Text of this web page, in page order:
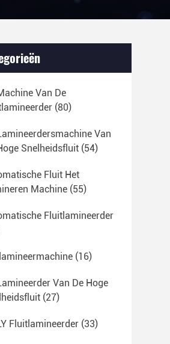
Van De
(80)
Van
Snelheidsfluit (54)
Fluit Het
Machine (55)
Fluitlamineerder
(16)
Van De Hoge
(27)
Fluitlamineerder (33)